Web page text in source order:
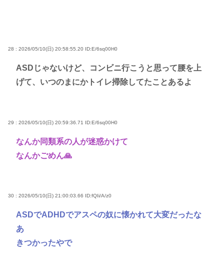
28 : 2026/05/10(日) 20:58:55.20 ID:E/6sq00H0
ASDじゃないけど、コンビニ行こうと思って腰を上
げて、いつのまにかトイレ掃除してたことあるよ
29 : 2026/05/10(日) 20:59:36.71 ID:E/6sq00H0
なんか同類系の人が迷惑かけて
なんかごめん🙏
30 : 2026/05/10(日) 21:00:03.66 ID:fQIi/A/z0
ASDでADHDでアスペの奴に懐かれて大変だったな
あ
きつかったやで